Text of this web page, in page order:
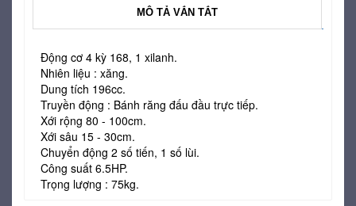
MÔ TẢ VẮN TẮT
Động cơ 4 kỳ 168, 1 xilanh.
Nhiên liệu : xăng.
Dung tích 196cc.
Truyền động : Bánh răng đấu đầu trực tiếp.
Xới rộng 80 - 100cm.
Xới sâu 15 - 30cm.
Chuyển động 2 số tiến, 1 số lùi.
Công suất 6.5HP.
Trọng lượng : 75kg.